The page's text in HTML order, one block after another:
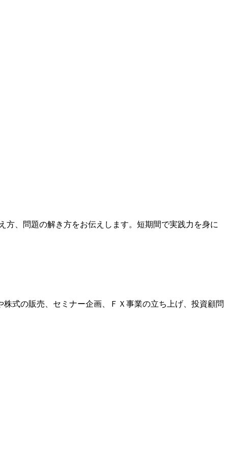
方、問題の解き方をお伝えします。短期間で実践力を身に
式の販売、セミナー企画、ＦＸ事業の立ち上げ、投資顧問